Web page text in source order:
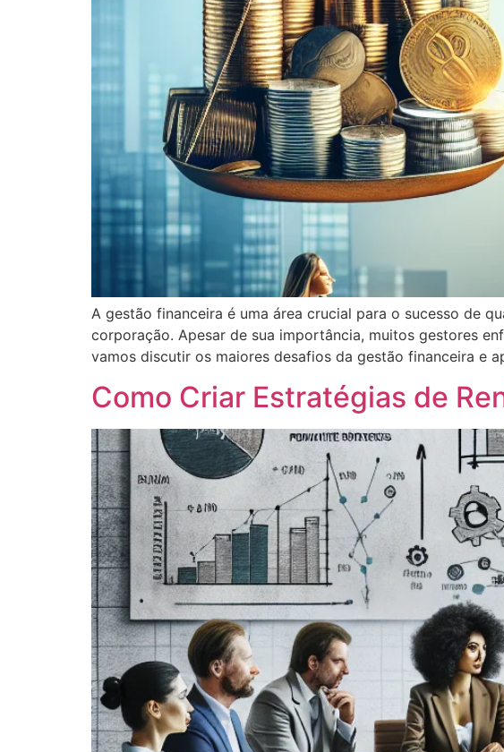
A gestão financeira é uma área crucial para o sucesso de
corporação. Apesar de sua importância, muitos gestores
vamos discutir os maiores desafios da gestão financeira e
Como Criar Estratégias de